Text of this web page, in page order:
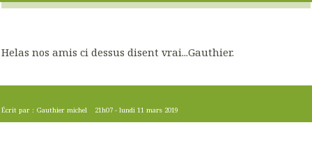
Helas nos amis ci dessus disent vrai...Gauthier.
Écrit par : Gauthier michel 21h07 -lundi 11 mars 2019